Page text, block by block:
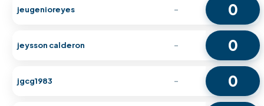
jeugenioreyes - 0
jeysson calderon - 0
jgcg1983 - 0